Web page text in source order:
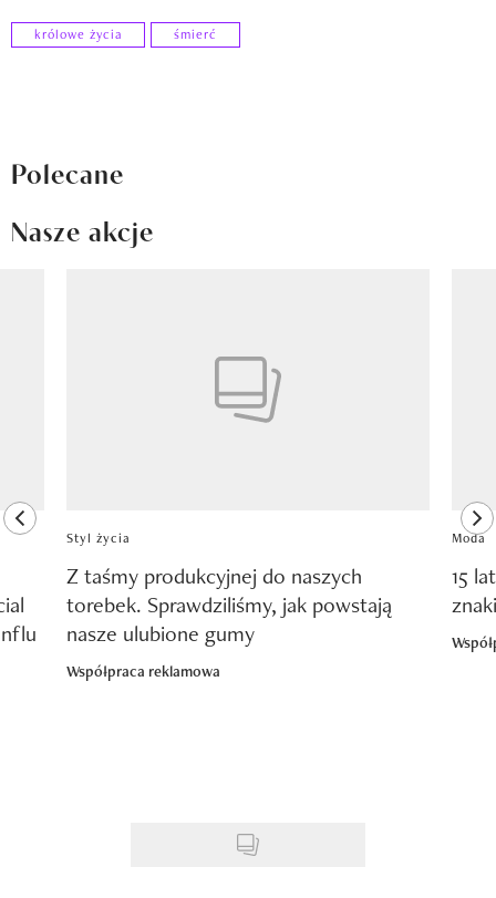
królowe życia śmierć
Polecane
Nasze akcje
previous element
Styl życia
Z taśmy produkcyjnej do naszych
torebek. Sprawdziliśmy, jak powstają
nasze ulubione gumy
Współpraca reklamowa
Moda
15